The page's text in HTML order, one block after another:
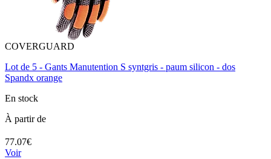
COVERGUARD
Lot de 5 - Gants Manutention S syntgris - paum silicon - dos
Spandx orange
En stock
À partir de
77.07€
Voir